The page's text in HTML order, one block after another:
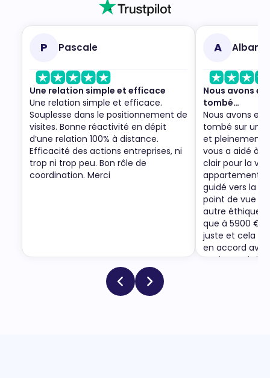
P Pascale
Une relation simple et efficace
Une relation simple et efficace.
Souplesse dans le positionnement de
visites. Bonne réactivité en dépit
d’une relation 100% à distance.
Efficacité des actions entreprises, ni
trop ni trop peu. Bon rôle de
coordination. Merci
A Alban
Nous avons
tombé…
Nous avons eu
tombé sur
et pleinement
vous a aidé à
clair pour la
appartement.
guidé vers la
point de vue
autre éthique.
que à 5900 €,
juste et cela
en accord
avoir un prix